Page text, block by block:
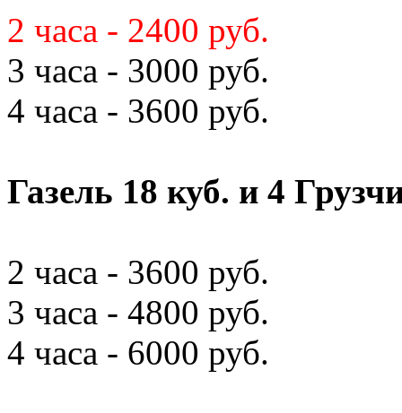
2 часа - 2400 руб.
3 часа - 3000 руб.
4 часа - 3600 руб.
Газель 18 куб. и 4
2 часа - 3600 руб.
3 часа - 4800 руб.
4 часа - 6000 руб.